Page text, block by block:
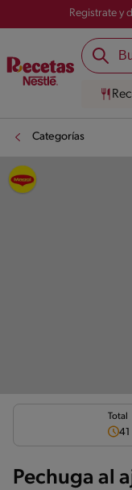
Registrate y
Categorías
Total
41
Pechuga al